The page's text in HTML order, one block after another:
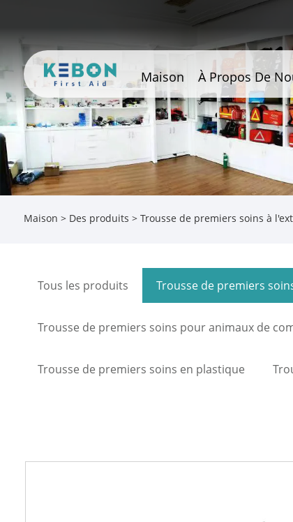
Maison À Propos De
Maison > Des produits > Trousse de premiers soins à
Tous les produits Trousse de premiers
Trousse de premiers soins pour animaux de
Trousse de premiers soins en plastique